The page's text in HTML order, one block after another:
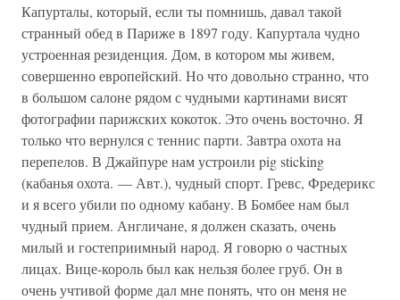
Капурталы, который, если ты помнишь, давал такой
странный обед в Париже в 1897 году. Капуртала чудно
устроенная резиденция. Дом, в котором мы живем,
совершенно европейский. Но что довольно странно, что
в большом салоне рядом с чудными картинами висят
фотографии парижских кокоток. Это очень восточно. Я
только что вернулся с теннис парти. Завтра охота на
перепелов. В Джайпуре нам устроили pig sticking
(кабанья охота. — Авт.), чудный спорт. Гревс, Фредерикс
и я всего убили по одному кабану. В Бомбее нам был
чудный прием. Англичане, я должен сказать, очень
милый и гостеприимный народ. Я говорю о частных
лицах. Вице-король был как нельзя более груб. Он в
очень учтивой форме дал мне понять, что он меня не